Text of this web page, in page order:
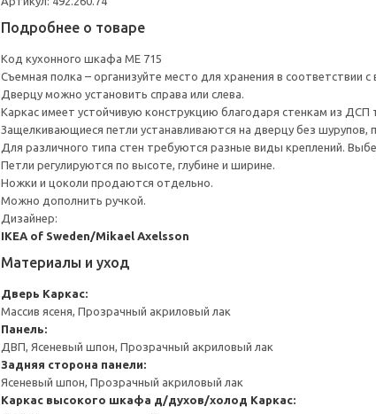
Подробнее о товаре
Код кухонного шкафа ME 715
Съемная полка – организуйте место для хранения в соответствии
Дверцу можно установить справа или слева.
Каркас имеет устойчивую конструкцию благодаря стенкам из ДСП
Защелкивающиеся петли устанавливаются на дверцу без шурупов,
Для различного типа стен требуются разные виды креплений.
Петли регулируются по высоте, глубине и ширине.
Ножки и цоколи продаются отдельно.
Можно дополнить ручкой.
Дизайнер:
IKEA of Sweden/Mikael Axelsson
Материалы и уход
Дверь Каркас:
Массив ясеня, Прозрачный акриловый лак
Панель:
ДВП, Ясеневый шпон, Прозрачный акриловый лак
Задняя сторона панели:
Ясеневый шпон, Прозрачный акриловый лак
Каркас высокого шкафа д/духов/холод Каркас: